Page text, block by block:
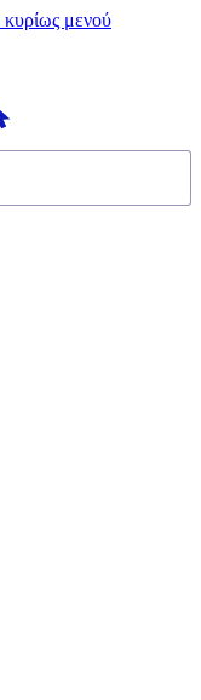
μενού